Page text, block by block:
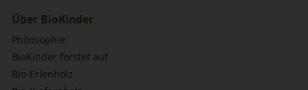
Über BioKinder
Philosophie
BioKinder forstet auf
Bio-Erlenholz